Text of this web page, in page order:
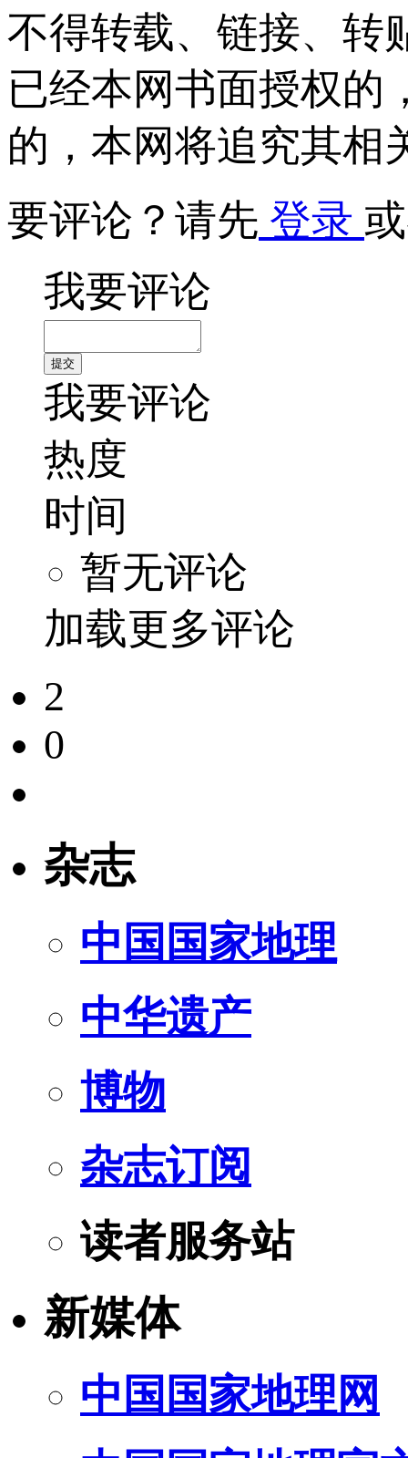
不得转载、链接、转
已经本网书面授权的
的，本网将追究其相
要评论？请先 登录
我要评论
我要评论
热度
时间
暂无评论
加载更多评论
2
0
杂志
中国国家地理
中华遗产
博物
杂志订阅
读者服务站
新媒体
中国国家地理网